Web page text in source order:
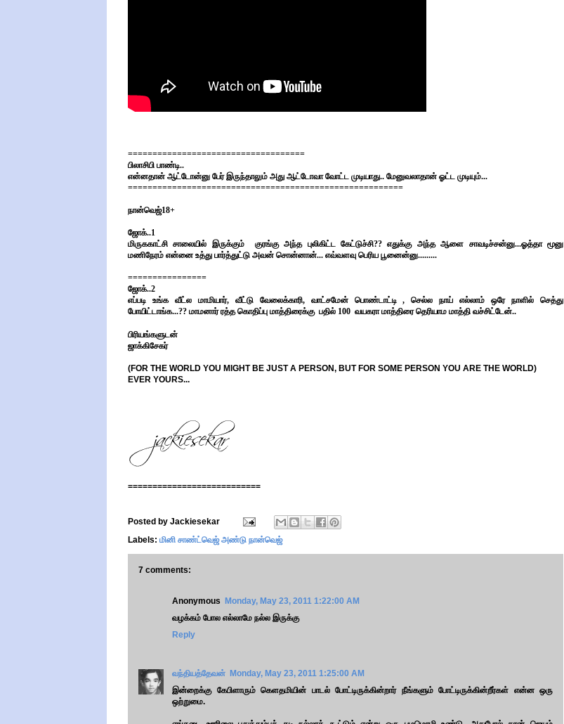
====================================
பிலாசிபி பாண்டி..
என்னதான் ஆட்டோன்னு பேர் இருந்தாலும் அது ஆட்டோவா வோட்ட முடியாது.. மேனுவலாதான் ஓட்ட முடியும்...
========================================================
நான்வெஜ்18+
ஜோக்..1
மிருககாட்சி சாலையில் இருக்கும் குரங்கு அந்த புலிகிட்ட கேட்டுச்சி?? எதுக்கு அந்த ஆளை சாவடிச்சன்னு...ஓத்தா மூனு
மணிநேரம் என்னை உத்து பார்த்துட்டு அவன் சொன்னான்... எவ்வளவு பெரிய பூனைன்னு.........
================
ஜோக்..2
எப்படி உங்க வீட்ல மாமியார், வீட்டு வேலைக்காரி, வாட்சமேன் பொண்டாட்டி , செல்ல நாய் எல்லாம் ஒரே நாளில் செத்து
போயிட்டாங்க...?? மாமனார் ரத்த கொதிப்பு மாத்திரைக்கு பதில் 100 வயகரா மாத்திரை தெரியாம மாத்தி வச்சிட்டேன்..
பிரியங்களுடன்
ஜாக்கிசேகர்
(FOR THE WORLD YOU MIGHT BE JUST A PERSON, BUT FOR SOME PERSON YOU ARE THE WORLD)
EVER YOURS...
===========================
Posted by Jackiesekar
Labels: மினி சாண்ட்வெஜ் அண்டு நான்வெஜ்
7 comments:
Anonymous
Monday, May 23, 2011 1:22:00 AM
வழக்கம் போல எல்லாமே நல்ல இருக்கு
Reply
வந்தியத்தேவன் Monday, May 23, 2011 1:25:00 AM
இன்றைக்கு கேபிளாரும் கெளதமியின் பாடல் போட்டிருக்கின்றார் நீங்களும் போட்டிருக்கின்றீர்கள் என்ன ஒரு
ஒற்றுமை.